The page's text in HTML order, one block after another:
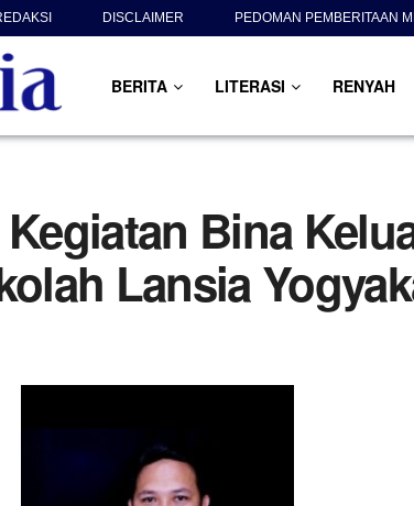
DISCLAIMER PEDOMAN PEMBERITAAN
BERITA LITERASI RENYAH
Bina
Lansia